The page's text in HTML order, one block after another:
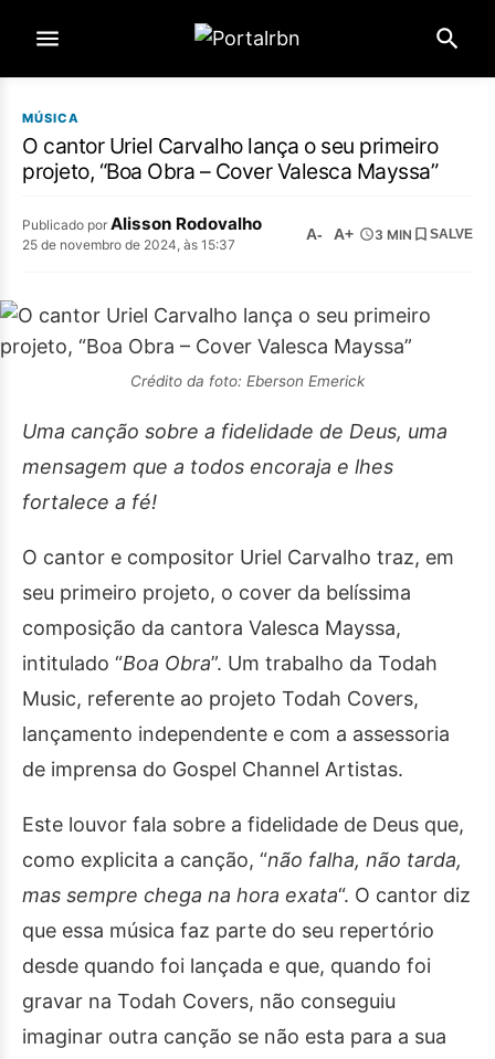
MÚSICA
O cantor Uriel Carvalho lança o seu primeiro
projeto, “Boa Obra – Cover Valesca Mayssa”
Publicado por Alisson Rodovalho
25 de novembro de 2024, às 15:37
A- A+ 3 MIN SALVE
Crédito da foto: Eberson Emerick
Uma canção sobre a fidelidade de Deus, uma
mensagem que a todos encoraja e lhes
fortalece a fé!
O cantor e compositor Uriel Carvalho traz, em
seu primeiro projeto, o cover da belíssima
composição da cantora Valesca Mayssa,
intitulado “Boa Obra”. Um trabalho da Todah
Music, referente ao projeto Todah Covers,
lançamento independente e com a assessoria
de imprensa do Gospel Channel Artistas.
Este louvor fala sobre a fidelidade de Deus que,
como explicita a canção, “não falha, não tarda,
mas sempre chega na hora exata“. O cantor diz
que essa música faz parte do seu repertório
desde quando foi lançada e que, quando foi
gravar na Todah Covers, não conseguiu
imaginar outra canção se não esta para a sua